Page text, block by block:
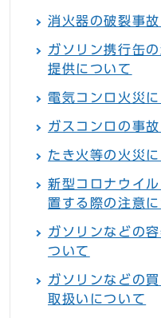
消火器の破裂事故
ガソリン携行缶
提供について
電気コンロ火災に
ガスコンロの事
たき火等の火災に
新型コロナウイ
置する際の注意
ガソリンなどの
ついて
ガソリンなどの
取扱いについて